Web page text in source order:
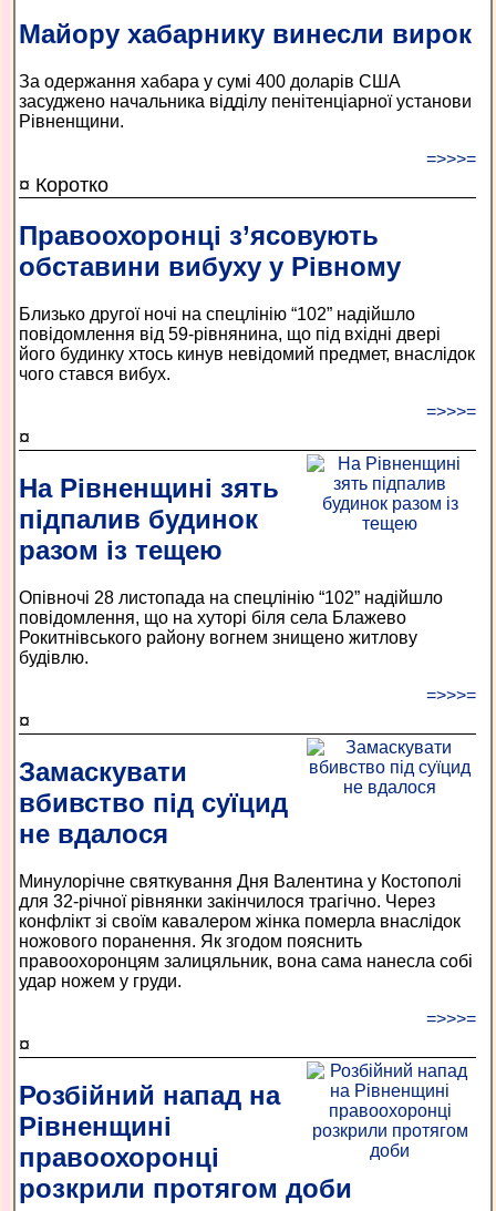
Майору хабарнику винесли вирок
За одержання хабара у сумі 400 доларів США
засуджено начальника відділу пенітенціарної установи
Рівненщини.
=>>>=
¤ Коротко
Правоохоронці з’ясовують
обставини вибуху у Рівному
Близько другої ночі на спецлінію “102” надійшло
повідомлення від 59-рівнянина, що під вхідні двері
його будинку хтось кинув невідомий предмет, внаслідок
чого стався вибух.
=>>>=
¤
На Рівненщині зять
підпалив будинок
разом із тещею
Опівночі 28 листопада на спецлінію “102” надійшло
повідомлення, що на хуторі біля села Блажево
Рокитнівського району вогнем знищено житлову
будівлю.
=>>>=
¤
Замаскувати
вбивство під суїцид
не вдалося
Минулорічне святкування Дня Валентина у Костополі
для 32-річної рівнянки закінчилося трагічно. Через
конфлікт зі своїм кавалером жінка померла внаслідок
ножового поранення. Як згодом пояснить
правоохоронцям залицяльник, вона сама нанесла собі
удар ножем у груди.
=>>>=
¤
Розбійний напад на
Рівненщині
правоохоронці
розкрили протягом доби